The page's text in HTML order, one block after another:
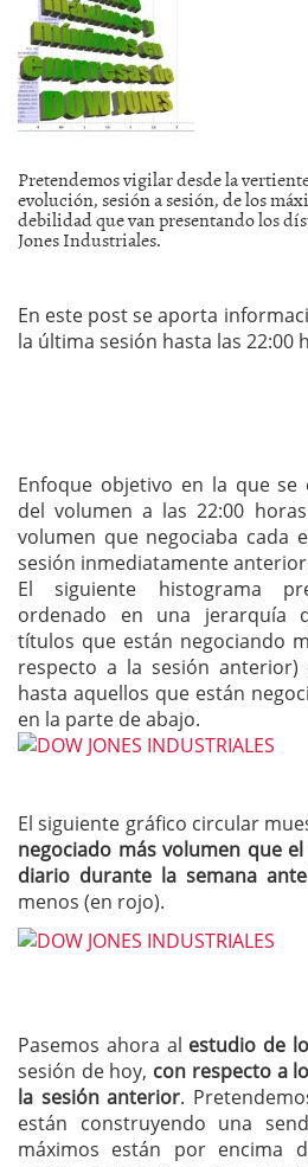
Pretendemos vigilar desde la
evolución, sesión a sesión, de los
debilidad que van presentando los
Jones Industriales.
En este post se aporta
la última sesión hasta las 22:00
Enfoque objetivo en la que se
del volumen a las 22:00
volumen que negociaba cada
sesión inmediatamente
El siguiente histograma
ordenado en una jerarquía
títulos que están negociando
respecto a la sesión
hasta aquellos que están
en la parte de abajo.
El siguiente gráfico circular
negociado más volumen que
diario durante la semana
menos (en rojo).
Pasemos ahora al estudio de
sesión de hoy, con respecto a
la sesión anterior.
están construyendo una
máximos están por encima